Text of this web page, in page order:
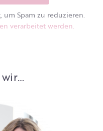
um Spam zu reduzieren.
verarbeitet werden.
wir…